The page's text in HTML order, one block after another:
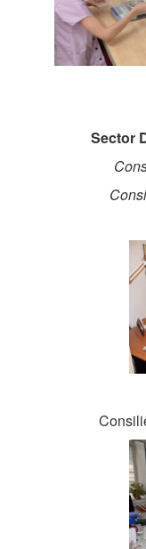
Sector